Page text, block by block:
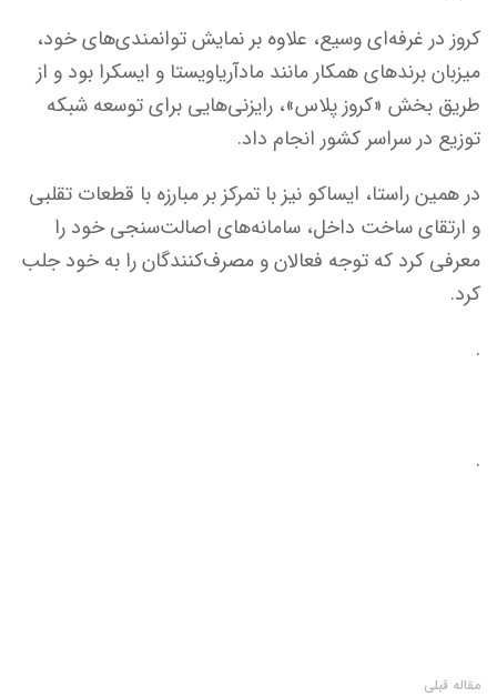
کروز در غرفه‌ای وسیع، علاوه بر نمایش توانمندی‌های خود،
میزبان برندهای همکار مانند مادآریاویستا و ایسکرا بود و از
طریق بخش «کروز پلاس»، رایزنی‌هایی برای توسعه شبکه
توزیع در سراسر کشور انجام داد.
در همین راستا، ایساکو نیز با تمرکز بر مبارزه با قطعات تقلبی
و ارتقای ساخت داخل، سامانه‌های اصالت‌سنجی خود را
معرفی کرد که توجه فعالان و مصرف‌کنندگان را به خود جلب
کرد.
.
.
مقاله قبلی